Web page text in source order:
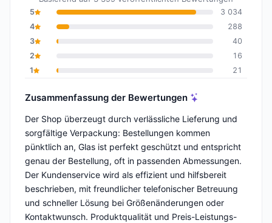
5
3 034
4
288
3
40
2
16
1
21
Zusammenfassung der Bewertungen
Der Shop überzeugt durch verlässliche Lieferung und
sorgfältige Verpackung: Bestellungen kommen
pünktlich an, Glas ist perfekt geschützt und entspricht
genau der Bestellung, oft in passenden Abmessungen.
Der Kundenservice wird als effizient und hilfsbereit
beschrieben, mit freundlicher telefonischer Betreuung
und schneller Lösung bei Größenänderungen oder
Kontaktwunsch. Produktqualität und Preis-Leistungs-